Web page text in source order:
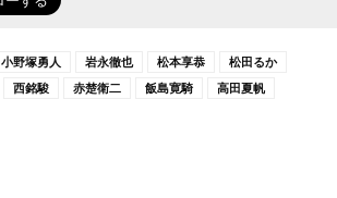
小野塚勇人 岩永徹也 松本享恭
松田るか
西銘駿 赤楚衛二 飯島寛騎
高田夏帆